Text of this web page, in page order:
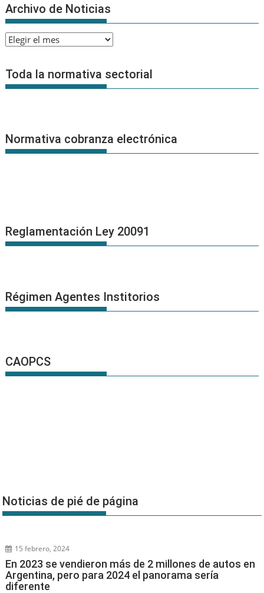
Archivo de Noticias
Archivo
Noticias
Toda la normativa sectorial
Normativa cobranza electrónica
Reglamentación Ley 20091
Régimen Agentes Institorios
CAOPCS
Noticias de pié de página
15 febrero, 2024
En 2023 se vendieron más de 2 millones de autos en
Argentina, pero para 2024 el panorama sería
diferente